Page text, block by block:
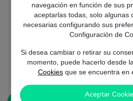
navegación en función de sus
aceptarlas todas, solo algunas
necesarias configurando sus
Configuración de
Si desea cambiar o retirar su
momento, puede hacerlo desde
Cookiesque se encuentra en
Aceptar
Whoops! Parece
La página que buscas no existe pero
sí. Haz click en “Solicitar